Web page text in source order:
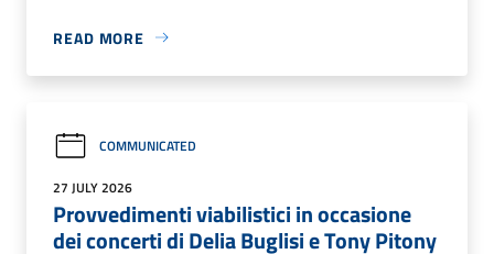
READ MORE
COMMUNICATED
27 JULY 2026
Provvedimenti viabilistici in occasione
dei concerti di Delia Buglisi e Tony Pitony